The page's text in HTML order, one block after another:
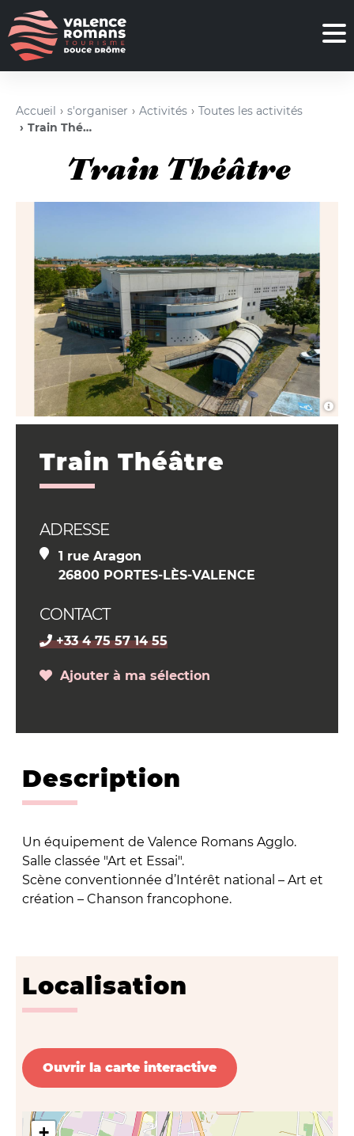
Accueil s'organiser Activités
Toutes les activités
Train Théâtre
Train Théâtre
Train Théâtre
ADRESSE
1 rue Aragon
26800 PORTES-LÈS-VALENCE
CONTACT
+33 4 75 57 14 55
Ajouter à ma sélection
Description
Un équipement de Valence Romans Agglo.
Salle classée "Art et Essai".
Scène conventionnée d’Intérêt national – Art et
création – Chanson francophone.
Localisation
Ouvrir la carte interactive